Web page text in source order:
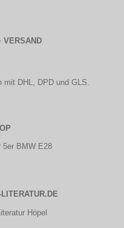
VERSAND
mit DHL, DPD und GLS.
5er BMW E28